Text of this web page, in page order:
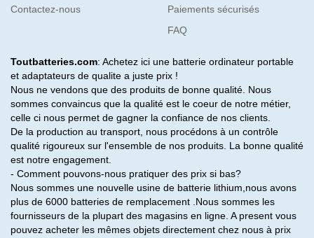
Contactez-nous
Paiements sécurisés
FAQ
Toutbatteries.com: Achetez ici une batterie ordinateur portable
et adaptateurs de qualite a juste prix !
Nous ne vendons que des produits de bonne qualité. Nous
sommes convaincus que la qualité est le coeur de notre métier,
celle ci nous permet de gagner la confiance de nos clients.
De la production au transport, nous procédons à un contrôle
qualité rigoureux sur l'ensemble de nos produits. La bonne qualité
est notre engagement.
- Comment pouvons-nous pratiquer des prix si bas?
Nous sommes une nouvelle usine de batterie lithium,nous avons
plus de 6000 batteries de remplacement .Nous sommes les
fournisseurs de la plupart des magasins en ligne. A present vous
pouvez acheter les mêmes objets directement chez nous à prix